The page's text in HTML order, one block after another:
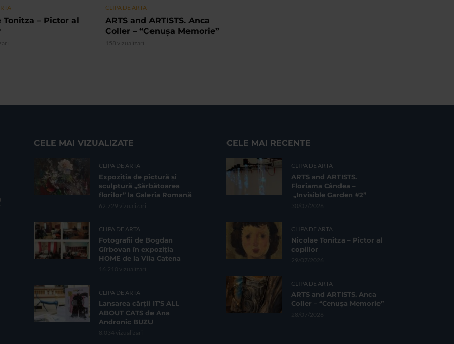
Tonitza – Pictor al
CLIPA DE ARTA
ARTS and ARTISTS. Anca
Coller – “Cenușa Memorie”
158 vizualizari
CELE MAI VIZUALIZATE
CLIPA DE ARTA
Expoziția de pictură și
sculptură „Sărbătoarea
florilor” la Galeria Romană
62.729 vizualizari
CLIPA DE ARTA
Fotografii de Bogdan
Gîrbovan în expoziția
HOME de la Vila Catena
16.210 vizualizari
CLIPA DE ARTA
Lansarea cărții IT’S ALL
ABOUT CATS de Ana
Andronic BUZU
8.034 vizualizari
CELE MAI RECENTE
CLIPA DE ARTA
ARTS and ARTISTS.
Floriama Cândea –
„Invisible Garden #2”
30/07/2026
CLIPA DE ARTA
Nicolae Tonitza – Pictor al
copiilor
29/07/2026
CLIPA DE ARTA
ARTS and ARTISTS. Anca
Coller – “Cenușa Memorie”
28/07/2026